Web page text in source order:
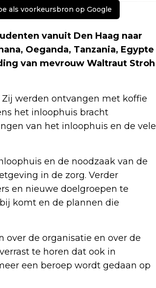
als voorkeursbron op Google
vanuit Den Haag naar
Oeganda, Tanzania, Egypte
van mevrouw Waltraut Stroh
werden ontvangen met koffie
het inloophuis bracht
van het inloophuis en de vele
en de noodzaak van de
in de zorg. Verder
en nieuwe doelgroepen te
komt en de plannen die
over de organisatie en over de
te horen dat ook in
een beroep wordt gedaan op